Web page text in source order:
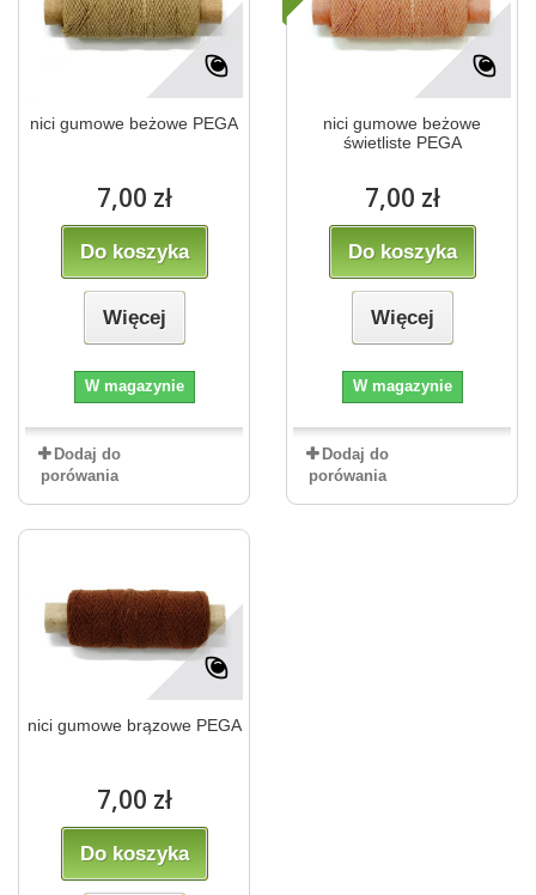
nici gumowe beżowe PEGA
7,00 zł
Do koszyka
Więcej
W magazynie
Dodaj do
porówania
nici gumowe beżowe
świetliste PEGA
7,00 zł
Do koszyka
Więcej
W magazynie
Dodaj do
porówania
nici gumowe brązowe PEGA
7,00 zł
Do koszyka